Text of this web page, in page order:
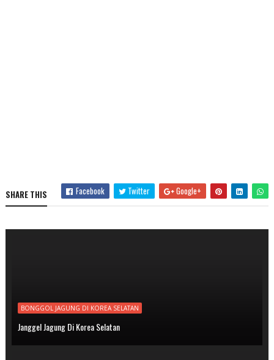
SHARE THIS Facebook Twitter Google+
BONGGOL JAGUNG DI KOREA SELATAN
Janggel Jagung Di Korea Selatan